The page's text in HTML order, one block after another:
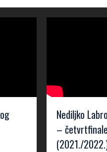
Nediljko
–
(2021./